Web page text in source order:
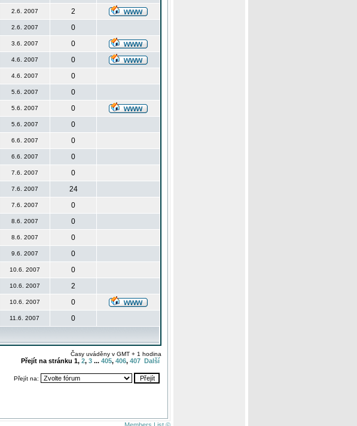
2.6. 2007
2
2.6. 2007
0
3.6. 2007
0
4.6. 2007
0
4.6. 2007
0
5.6. 2007
0
5.6. 2007
0
5.6. 2007
0
6.6. 2007
0
6.6. 2007
0
7.6. 2007
0
7.6. 2007
24
7.6. 2007
0
8.6. 2007
0
8.6. 2007
0
9.6. 2007
0
10.6. 2007
0
10.6. 2007
2
10.6. 2007
0
11.6. 2007 0
Časy uváděny v GMT + 1 hodina
Přejít na stránku 1, 2, 3 ... 405, 406, 407 Další
Přejít na: